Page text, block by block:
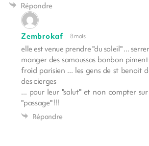
Répondre
Zembrokaf 8 mois
elle est venue prendre "du soleil" ...
manger des samoussas bonbon
froid parisien ... les gens de st benoit
des cierges
... pour leur "salut" et non compter
"passage" !!!
Répondre